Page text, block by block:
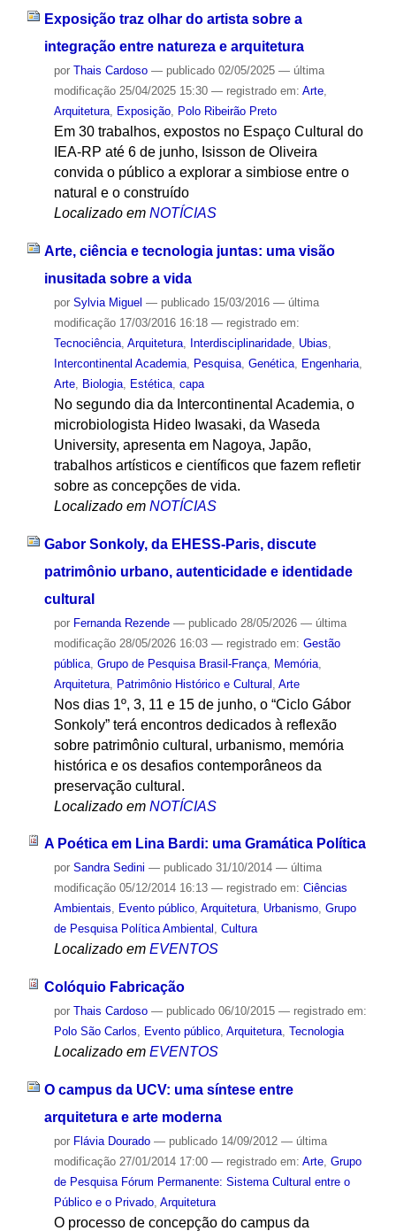
Exposição traz olhar do artista sobre a
integração entre natureza e arquitetura
por Thais Cardoso — publicado02/05/2025 — última
modificação25/04/2025 15:30 — registrado em: Arte,
Arquitetura, Exposição, Polo Ribeirão Preto
Em 30 trabalhos, expostos no Espaço Cultural do
IEA-RP até 6 de junho, Isisson de Oliveira
convida o público a explorar a simbiose entre o
natural e o construído
Localizado em NOTÍCIAS
Arte, ciência e tecnologia juntas: uma visão
inusitada sobre a vida
por Sylvia Miguel — publicado15/03/2016 — última
modificação17/03/2016 16:18 — registrado em:
Tecnociência, Arquitetura, Interdisciplinaridade, Ubias,
Intercontinental Academia, Pesquisa, Genética, Engenharia,
Arte, Biologia, Estética, capa
No segundo dia da Intercontinental Academia, o
microbiologista Hideo Iwasaki, da Waseda
University, apresenta em Nagoya, Japão,
trabalhos artísticos e científicos que fazem refletir
sobre as concepções de vida.
Localizado em NOTÍCIAS
Gabor Sonkoly, da EHESS-Paris, discute
patrimônio urbano, autenticidade e identidade
cultural
por Fernanda Rezende — publicado28/05/2026 — última
modificação28/05/2026 16:03 — registrado em: Gestão
pública, Grupo de Pesquisa Brasil-França, Memória,
Arquitetura, Patrimônio Histórico e Cultural Arte
Nos dias 1º, 3, 11 e 15 de junho, o “Ciclo Gábor
Sonkoly” terá encontros dedicados à reflexão
sobre patrimônio cultural, urbanismo, memória
histórica e os desafios contemporâneos da
preservação cultural.
Localizado em NOTÍCIAS
A Poética em Lina Bardi: uma Gramática Política
por Sandra Sedini — publicado31/10/2014 — última
modificação05/12/2014 16:13 — registrado em: Ciências
Ambientais, Evento público, Arquitetura, Urbanismo, Grupo
de Pesquisa Política Ambiental , Cultura
Localizado em EVENTOS
Colóquio Fabricação
por Thais Cardoso — publicado06/10/2015 — registrado em:
Polo São Carlos, Evento público, Arquitetura, Tecnologia
Localizado em EVENTOS
O campus da UCV: uma síntese entre
arquitetura e arte moderna
por Flávia Dourado — publicado14/09/2012 — última
modificação27/01/2014 17:00 — registrado em: Arte, Grupo
de Pesquisa Fórum Permanente: Sistema Cultural entre o
Público e o Privado, Arquitetura
O processo de concepção do campus da